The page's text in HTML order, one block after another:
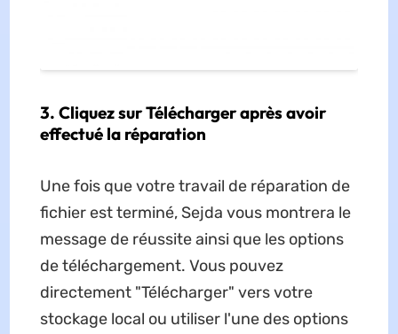
3. Cliquez sur Télécharger après avoir
effectué la réparation
Une fois que votre travail de réparation de
fichier est terminé, Sejda vous montrera le
message de réussite ainsi que les options
de téléchargement. Vous pouvez
directement "Télécharger" vers votre
stockage local ou utiliser l'une des options